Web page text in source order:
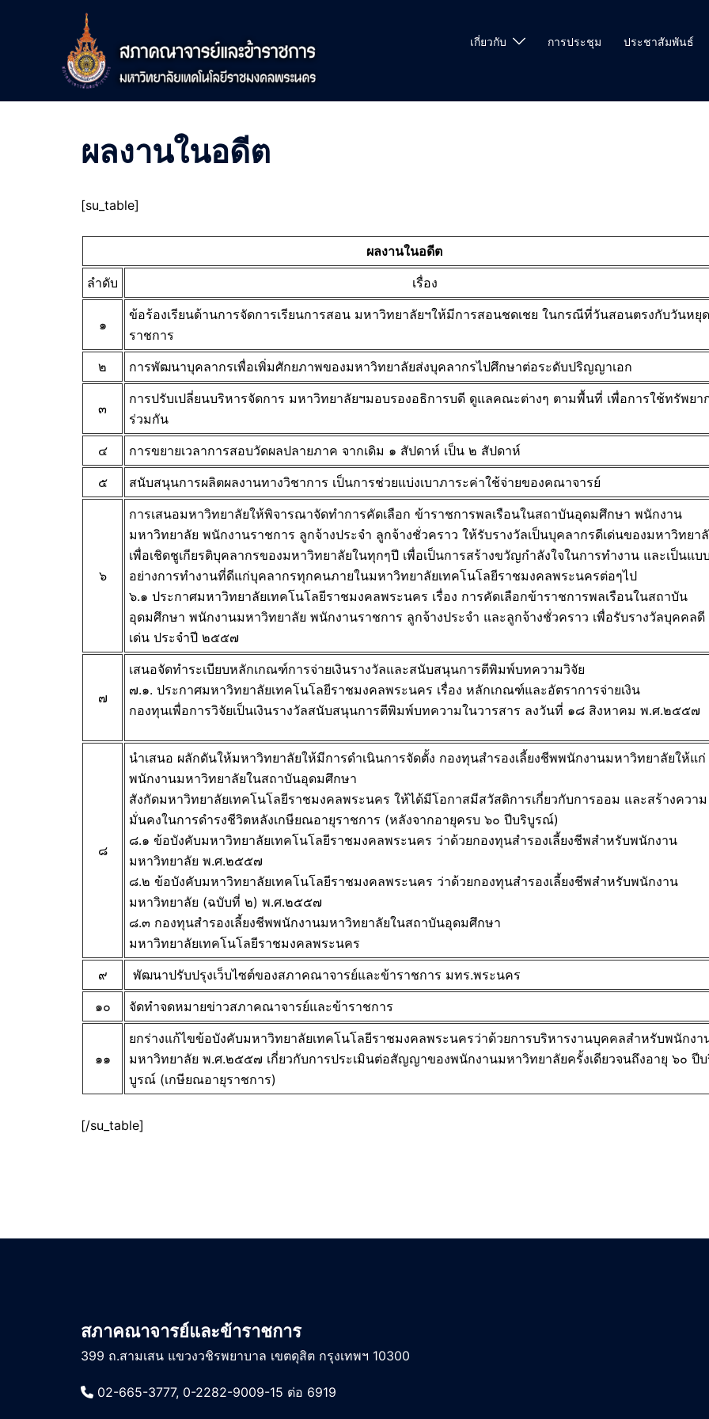
เกี่ยวกับ การประชุม ประชาสัมพันธ์
ผลงานในอดีต
[su_table]
ผลงานในอดีต
ลำดับ
เรื่อง
๑
ข้อร้องเรียนด้านการจัดการเรียนการสอน มหาวิทยาลัยฯให้มีการสอนชดเชย ในกรณีที่วันสอนตรงกับวันหยุด
ราชการ
๒
การพัฒนาบุคลากรเพื่อเพิ่มศักยภาพของมหาวิทยาลัยส่งบุคลากรไปศึกษาต่อระดับปริญญาเอก
๓
การปรับเปลี่ยนบริหารจัดการ มหาวิทยาลัยฯมอบรองอธิการบดี ดูแลคณะต่างๆ ตามพื้นที่ เพื่อการใช้ทรัพยา
ร่วมกัน
๔
การขยายเวลาการสอบวัดผลปลายภาค จากเดิม ๑ สัปดาห์ เป็น ๒ สัปดาห์
๕
สนับสนุนการผลิตผลงานทางวิชาการ เป็นการช่วยแบ่งเบาภาระค่าใช้จ่ายของคณาจารย์
๖
การเสนอมหาวิทยาลัยให้พิจารณาจัดทำการคัดเลือก ข้าราชการพลเรือนในสถาบันอุดมศึกษา พนักงาน
มหาวิทยาลัย พนักงานราชการ ลูกจ้างประจำ ลูกจ้างชั่วคราว ให้รับรางวัลเป็นบุคลากรดีเด่นของมหาวิทยา
เพื่อเชิดชูเกียรติบุคลากรของมหาวิทยาลัยในทุกๆปี เพื่อเป็นการสร้างขวัญกำลังใจในการทำงาน และเป็นแบ
อย่างการทำงานที่ดีแก่บุคลากรทุกคนภายในมหาวิทยาลัยเทคโนโลยีราชมงคลพระนครต่อๆไป
๖.๑ ประกาศมหาวิทยาลัยเทคโนโลยีราชมงคลพระนคร เรื่อง การคัดเลือกข้าราชการพลเรือนในสถาบัน
อุดมศึกษา พนักงานมหาวิทยาลัย พนักงานราชการ ลูกจ้างประจำ และลูกจ้างชั่วคราว เพื่อรับรางวัลบุคคลดี
เด่น ประจำปี ๒๕๕๗
๗
เสนอจัดทำระเบียบหลักเกณฑ์การจ่ายเงินรางวัลและสนับสนุนการตีพิมพ์บทความวิจัย
๗.๑. ประกาศมหาวิทยาลัยเทคโนโลยีราชมงคลพระนคร เรื่อง หลักเกณฑ์และอัตราการจ่ายเงิน
กองทุนเพื่อการวิจัยเป็นเงินรางวัลสนับสนุนการตีพิมพ์บทความในวารสาร ลงวันที่ ๑๘ สิงหาคม พ.ศ.๒๕๕๗
๘
นำเสนอ ผลักดันให้มหาวิทยาลัยให้มีการดำเนินการจัดตั้ง กองทุนสำรองเลี้ยงชีพพนักงานมหาวิทยาลัยให้แก่
พนักงานมหาวิทยาลัยในสถาบันอุดมศึกษา
สังกัดมหาวิทยาลัยเทคโนโลยีราชมงคลพระนคร ให้ได้มีโอกาสมีสวัสดิการเกี่ยวกับการออม และสร้างความ
มั่นคงในการดำรงชีวิตหลังเกษียณอายุราชการ (หลังจากอายุครบ ๖๐ ปีบริบูรณ์)
๘.๑ ข้อบังคับมหาวิทยาลัยเทคโนโลยีราชมงคลพระนคร ว่าด้วยกองทุนสำรองเลี้ยงชีพสำหรับพนักงาน
มหาวิทยาลัย พ.ศ.๒๕๕๗
๘.๒ ข้อบังคับมหาวิทยาลัยเทคโนโลยีราชมงคลพระนคร ว่าด้วยกองทุนสำรองเลี้ยงชีพสำหรับพนักงาน
มหาวิทยาลัย (ฉบับที่ ๒) พ.ศ.๒๕๕๗
๘.๓ กองทุนสำรองเลี้ยงชีพพนักงานมหาวิทยาลัยในสถาบันอุดมศึกษา
มหาวิทยาลัยเทคโนโลยีราชมงคลพระนคร
๙
พัฒนาปรับปรุงเว็บไซต์ของสภาคณาจารย์และข้าราชการ มทร.พระนคร
๑๐
จัดทำจดหมายข่าวสภาคณาจารย์และข้าราชการ
๑๑
ยกร่างแก้ไขข้อบังคับมหาวิทยาลัยเทคโนโลยีราชมงคลพระนครว่าด้วยการบริหารงานบุคคลสำหรับพนักงา
มหาวิทยาลัย พ.ศ.๒๕๕๗ เกี่ยวกับการประเมินต่อสัญญาของพนักงานมหาวิทยาลัยครั้งเดียวจนถึงอายุ ๖๐ ปี
บูรณ์ (เกษียณอายุราชการ)
[/su_table]
สภาคณาจารย์และข้าราชการ
399 ถ.สามเสน แขวงวชิรพยาบาล เขตดุสิต กรุงเทพฯ 10300
02-665-3777, 0-2282-9009-15 ต่อ 6919